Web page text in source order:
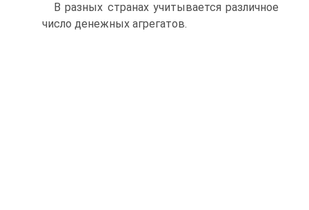
В разных странах учитывается различное
число денежных агрегатов.